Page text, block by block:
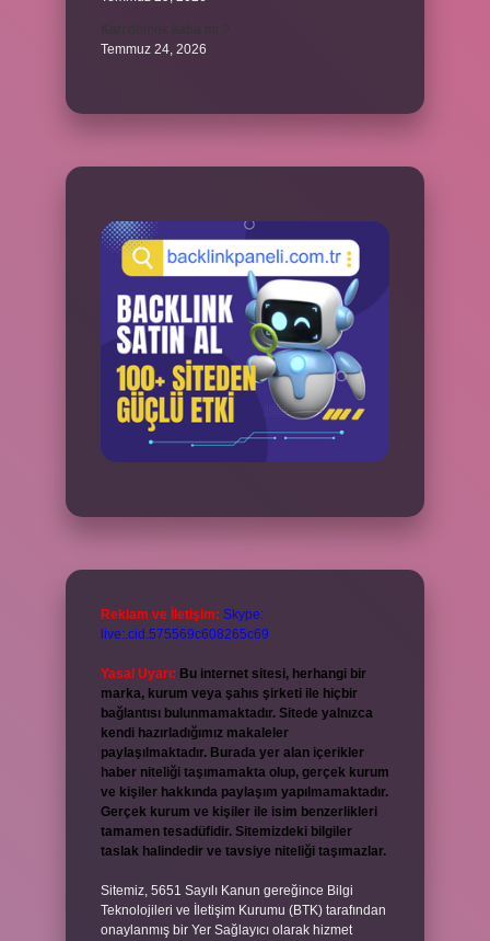
Temmuz 24, 2026
Reklam ve İletişim: Skype:
live:.cid.575569c608265c69
Yasal Uyarı: Bu internet sitesi, herhangi bir
marka, kurum veya şahıs şirketi ile hiçbir
bağlantısı bulunmamaktadır. Sitede yalnızca
kendi hazırladığımız makaleler
paylaşılmaktadır. Burada yer alan içerikler
haber niteliği taşımamakta olup, gerçek kurum
ve kişiler hakkında paylaşım yapılmamaktadır.
Gerçek kurum ve kişiler ile isim benzerlikleri
tamamen tesadüfidir. Sitemizdeki bilgiler
taslak halindedir ve tavsiye niteliği taşımazlar.
Sitemiz, 5651 Sayılı Kanun gereğince Bilgi
Teknolojileri ve İletişim Kurumu (BTK) tarafından
onaylanmış bir Yer Sağlayıcı olarak hizmet